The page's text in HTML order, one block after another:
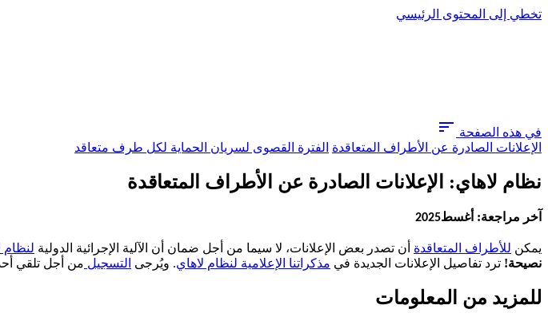
تخطي إلى المحتوى الرئيسي
في هذه الصفحة sort
الإعلانات الصادرة عن الأطراف المتعاقدة الفترة القصوى لسريان الحماية لكل طرف متعاقد
نظام لاهاي: الإعلانات الصادرة عن الأطراف المتعاقدة
آخر مراجعة: أغسط2025
يمكن ​​​​​​​ للأطراف المتعاقدة أن تصدر بعض الإعلانات، لا سيما من أجل ضمان أن الآلية الإجرائية الدولية ​​​​​​​ لنظام
نصيحة! ترد تفاصيل الإعلانات الجديدة في مذكراتنا الإعلامية لنظام لاهاي. ويُرجى التسجيل من أجل تلقي
للمزيد من المعلومات